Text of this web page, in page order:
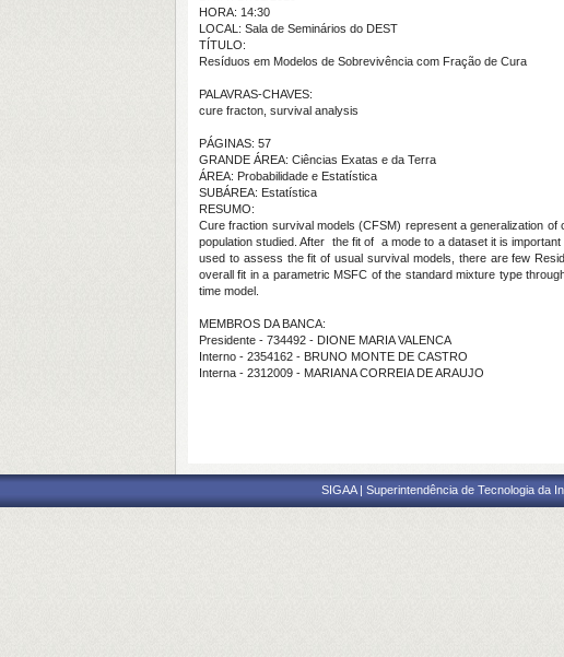
HORA: 14:30
LOCAL: Sala de Seminários do DEST
TÍTULO:
Resíduos em Modelos de Sobrevivência com Fração de Cura
PALAVRAS-CHAVES:
cure fracton, survival analysis
PÁGINAS: 57
GRANDE ÁREA: Ciências Exatas e da Terra
ÁREA: Probabilidade e Estatística
SUBÁREA: Estatística
RESUMO:
Cure fraction survival models (CFSM) represent a generalization
population studied. After the fit of a mode to a dataset it is
used to assess the fit of usual survival models, there are few
overall fit in a parametric MSFC of the standard mixture type
time model.
MEMBROS DA BANCA:
Presidente - 734492 - DIONE MARIA VALENCA
Interno - 2354162 - BRUNO MONTE DE CASTRO
Interna - 2312009 - MARIANA CORREIA DE ARAUJO
SIGAA | Superintendência de Tecnologia da